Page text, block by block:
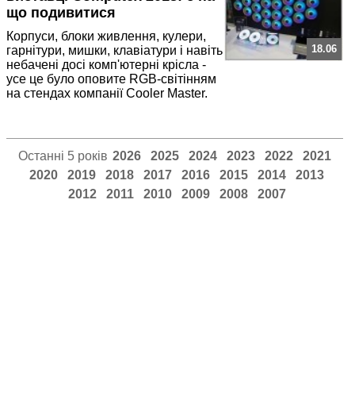
що подивитися
Корпуси, блоки живлення, кулери,
гарнітури, мишки, клавіатури і навіть
небачені досі комп'ютерні крісла -
усе це було оповите RGB-світінням
на стендах компанії Cooler Master.
18.06
Останні 5 років 2026 2025 2024 2023 2022
2021
2020
2019 2018 2017 2016 2015 2014
2013
2012
2011 2010 2009 2008 2007